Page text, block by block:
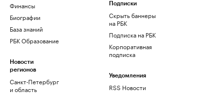
Финансы
Биографии
База знаний
РБК Образование
Новости
регионов
Санкт-Петербург
и область
Подписки
Скрыть баннеры
на РБК
Подписка на РБК
Корпоративная
подписка
Уведомления
RSS Новости